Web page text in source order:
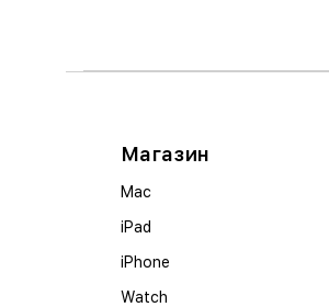
Магазин
Mac
iPad
iPhone
Watch